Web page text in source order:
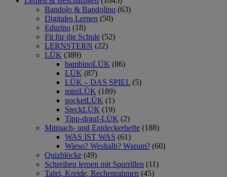
Bandolo & Bandolino (63)
Digitales Lernen (50)
Edurino (18)
Fit für die Schule (52)
LERNSTERN (22)
LÜK (389)
bambinoLÜK (86)
LÜK (87)
LÜK – DAS SPIEL (5)
miniLÜK (189)
pocketLÜK (1)
SteckLÜK (19)
Tipp-drauf-LÜK (2)
Mitmach- und Entdeckerhefte (188)
WAS IST WAS (61)
Wieso? Weshalb? Warum? (60)
Quizblöcke (49)
Schreiben lernen mit Spurrillen (11)
Tafel, Kreide, Rechenrahmen (45)